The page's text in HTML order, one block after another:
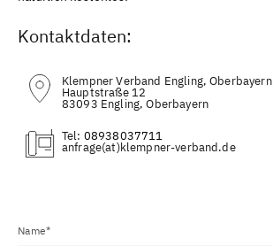
Kontaktdaten:
Klempner Verband Engling, Oberbayern
Hauptstraße 12
83093 Engling, Oberbayern
Tel: 08938037711
(at)
Name*